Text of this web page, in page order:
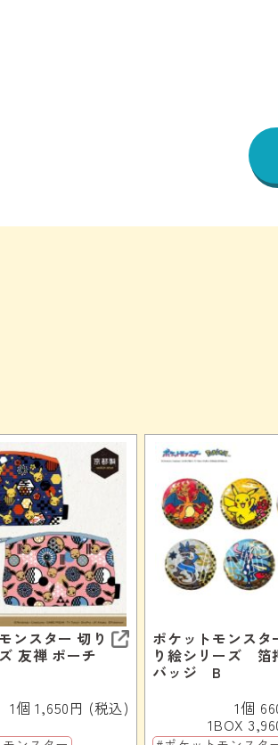
ンスター 切り
友禅 ポーチ
1個 1,650円 (税込)
ポケットモンス
り絵シリーズ 箔
バッジ B
1個
1BOX